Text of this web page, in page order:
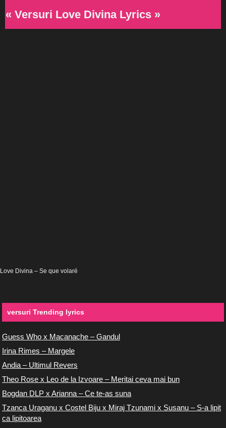
« Versuri Love Divina Lyrics »
Love Divina – Se que volaré
versuri Trending lyrics
Guess Who x Macanache – Gandul
Irina Rimes – Margele
Andia – Ultimul Revers
Theo Rose x Leo de la Izvoare – Meritai ceva mai bun
Bogdan DLP x Arianna – Ce te-as suna
Tzanca Uraganu x Costel Biju x Miraj Tzunami x Susanu – S-a lipit
ca lipitoarea